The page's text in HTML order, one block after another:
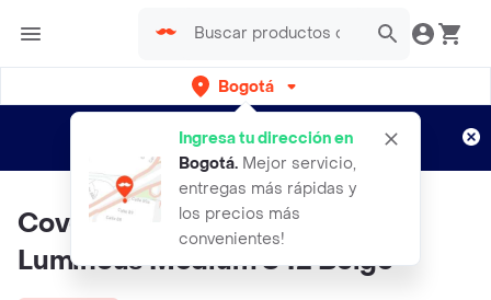
Bogotá
Ingresa tu dirección en
Bogotá. Mejor servicio,
entregas más rápidas y
los precios más
convenientes!
envíos gratis por semanas
Aplican TyC
Cover Girl Base Outlast Stay
Luminous Medium 842 Beige